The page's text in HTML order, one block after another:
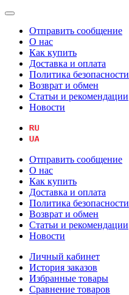
Отправить сообщение
О нас
Как купить
Доставка и оплата
Политика безопасности
Возврат и обмен
Статьи и рекомендации
Новости
Отправить сообщение
О нас
Как купить
Доставка и оплата
Политика безопасности
Возврат и обмен
Статьи и рекомендации
Новости
Личный кабинет
История заказов
Избранные товары
Сравнение товаров